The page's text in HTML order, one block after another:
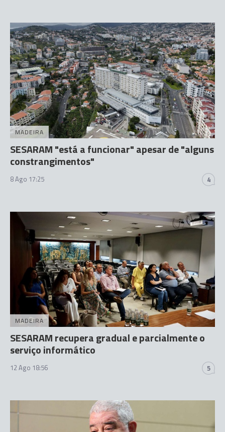
MADEIRA
SESARAM "está a funcionar" apesar de "alguns
constrangimentos"
8 Ago 17:25 4
MADEIRA
SESARAM recupera gradual e parcialmente o
serviço informático
12 Ago 18:56 5